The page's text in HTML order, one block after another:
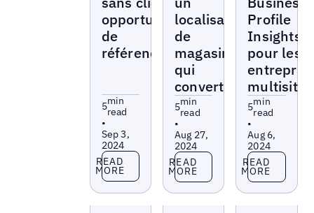
opportunités
de
référencement
5min
read
•
Sep 3,
2024
Read more
READ
MORE
localisateur
de
magasins
qui
convertit
5min
read
•
Aug 27,
2024
Read more
READ
MORE
Profile
Insights
pour les
multisites
5min
read
•
Aug 6,
2024
Read more
READ
MORE